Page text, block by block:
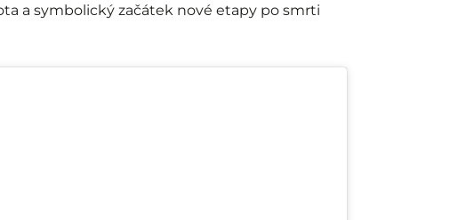
a symbolický začátek nové etapy po smrti